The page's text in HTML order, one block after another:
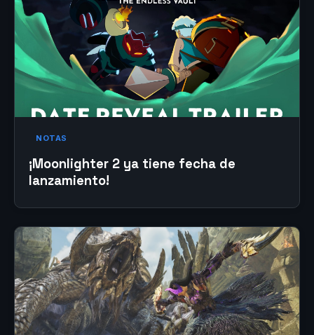
NOTAS
¡Moonlighter 2 ya tiene fecha de
lanzamiento!